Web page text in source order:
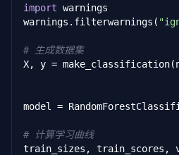
import warnings
warnings.filterwarnings(
# 生成数据集
X, y =
model =
# 计算学习曲线
train_sizes, train_scores,